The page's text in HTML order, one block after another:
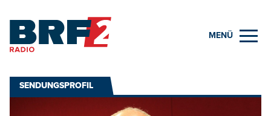
MENÜ
SENDUNGSPROFIL